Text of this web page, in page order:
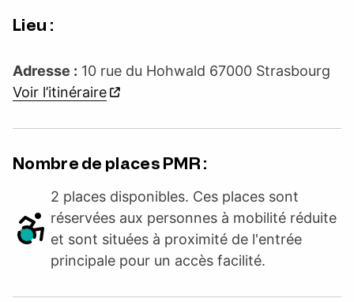
Lieu :
Adresse : 10 rue du Hohwald 67000 Strasbourg
Voir l’itinéraire
Nombre de places PMR :
2 places disponibles. Ces places sont
réservées aux personnes à mobilité réduite
et sont situées à proximité de l'entrée
principale pour un accès facilité.